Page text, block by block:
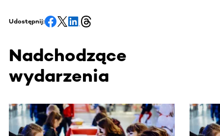
Udostępnij:
Nadchodzące
wydarzenia
Ta sekcja zawiera treści przewijane w poziomie. Użyj